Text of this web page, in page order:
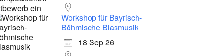
Workshop für Bayrisch-
Böhmische Blasmusik
18 Sep 26